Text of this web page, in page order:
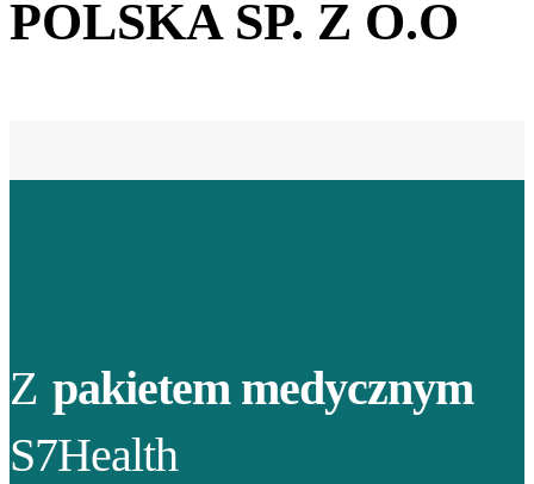
POLSKA SP. Z O.O
Z pakietem medycznym
S7Health